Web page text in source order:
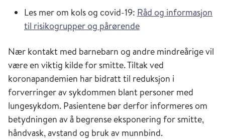
Les mer om kols og covid-19: Råd og informasjon
til risikogrupper og pårørende
Nær kontakt med barnebarn og andre mindreårige vil
være en viktig kilde for smitte. Tiltak ved
koronapandemien har bidratt til reduksjon i
forverringer av sykdommen blant personer med
lungesykdom. Pasientene bør derfor informeres om
betydningen av å begrense eksponering for smitte,
håndvask, avstand og bruk av munnbind.